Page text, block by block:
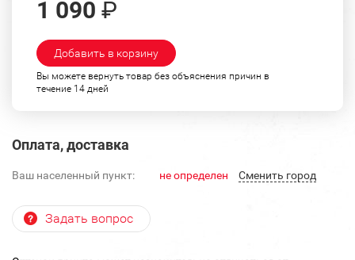
1 090 ₽
Добавить в корзину
Вы можете вернуть товар без объяснения причин в
течение 14 дней
Оплата, доставка
Ваш населенный пункт: не определен Cменить город
Задать вопрос